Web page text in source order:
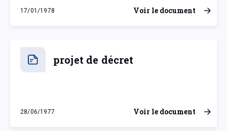
17/01/1978
mardi 17 janvier 1978
Voir le document
projet de décret
28/06/1977
mardi 28 juin 1977
Voir le document